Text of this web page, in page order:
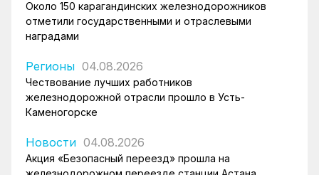
Около 150 карагандинских железнодорожников
отметили государственными и отраслевыми
наградами
Регионы 04.08.2026
Чествование лучших работников
железнодорожной отрасли прошло в Усть-
Каменогорске
Новости 04.08.2026
Акция «Безопасный переезд» прошла на